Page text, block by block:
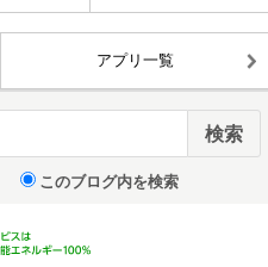
アプリ一覧
このブログ内を検索